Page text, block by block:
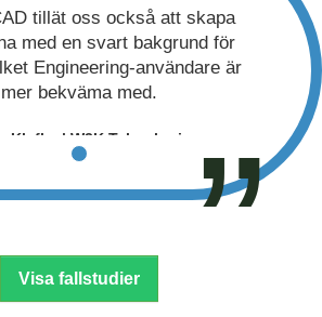
tillät oss också att skapa
med en svart bakgrund för
Engineering-användare är
mer bekväma med.
Klafke | W3K Teknologi
Visa fallstudier